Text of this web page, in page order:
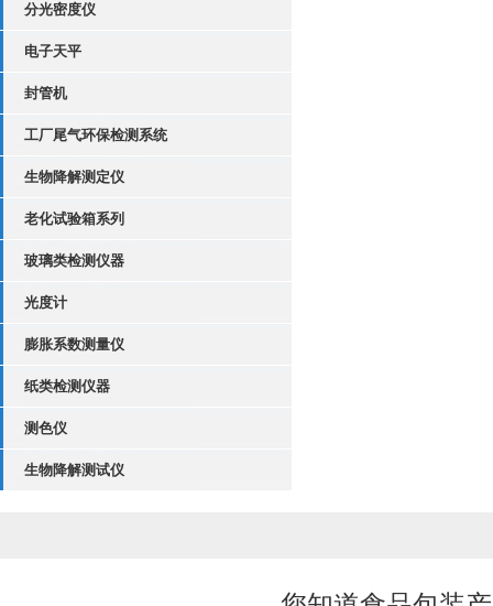
分光密度仪
电子天平
封管机
工厂尾气环保检测系统
生物降解测定仪
老化试验箱系列
玻璃类检测仪器
光度计
膨胀系数测量仪
纸类检测仪器
测色仪
生物降解测试仪